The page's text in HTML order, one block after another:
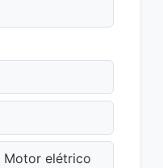
Motor elétrico